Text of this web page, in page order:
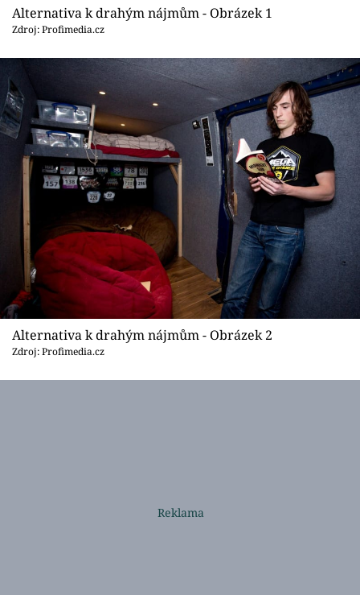
Sledujte nás
Alternativa k drahým nájmům - Obrázek 1
Zdroj: Profimedia.cz
Alternativa k drahým nájmům - Obrázek 2
Zdroj: Profimedia.cz